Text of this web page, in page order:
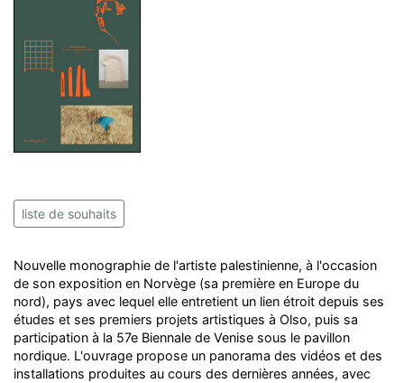
liste de souhaits
Nouvelle monographie de l'artiste palestinienne, à l'occasion
de son exposition en Norvège (sa première en Europe du
nord), pays avec lequel elle entretient un lien étroit depuis ses
études et ses premiers projets artistiques à Olso, puis sa
participation à la 57e Biennale de Venise sous le pavillon
nordique. L'ouvrage propose un panorama des vidéos et des
installations produites au cours des dernières années, avec